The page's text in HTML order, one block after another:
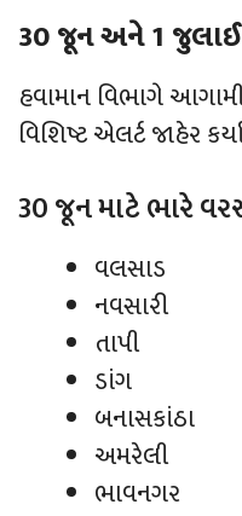
30 જૂન અને 1
હવામાન વિભાગે
વિશિષ્ટ એલર્ટ જાહેર
30 જૂન માટે ભારે
વલસાડ
નવસારી
તાપી
ડાંગ
બનાસકાંઠા
અમરેલી
ભાવનગર